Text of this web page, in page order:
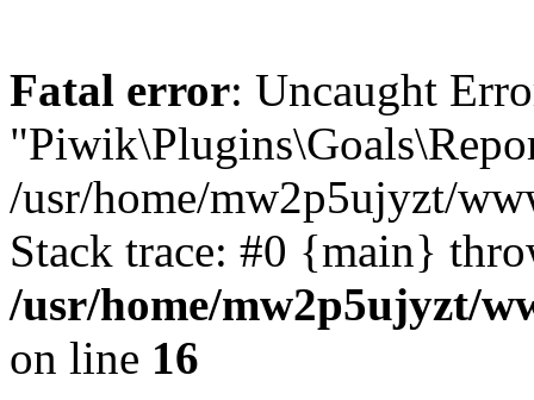
Fatal error: Uncaught
/usr/home/mw2p5ujyzt/
Stack trace: #0 {main}
/usr/home/mw2p5ujyzt/
on line 16